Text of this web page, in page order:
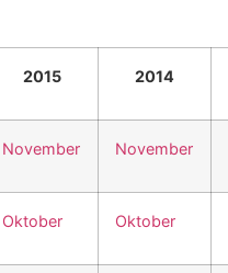
2015 2014
November November
Oktober Oktober